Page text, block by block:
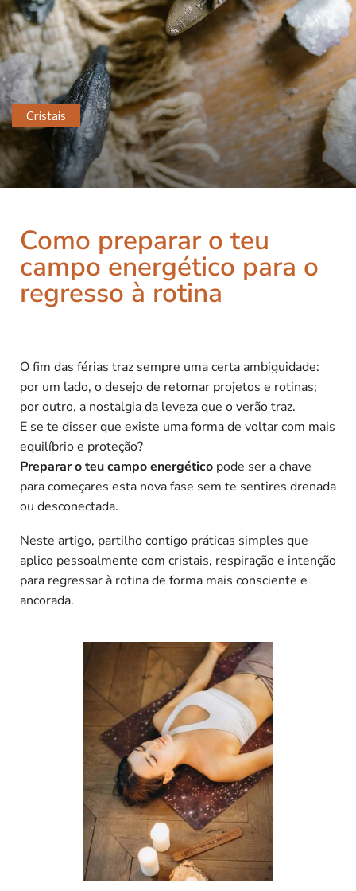
Cristais
Como preparar o teu
campo energético para o
regresso à rotina
O fim das férias traz sempre uma certa ambiguidade:
por um lado, o desejo de retomar projetos e rotinas;
por outro, a nostalgia da leveza que o verão traz.
E se te disser que existe uma forma de voltar com mais
equilíbrio e proteção?
Preparar o teu campo energético pode ser a chave
para começares esta nova fase sem te sentires drenada
ou desconectada.
Neste artigo, partilho contigo práticas simples que
aplico pessoalmente com cristais, respiração e intenção
para regressar à rotina de forma mais consciente e
ancorada.